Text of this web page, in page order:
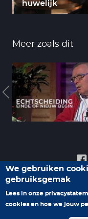
huwelijk
Meer zoals dit
Veelgestelde
Help ons
We gebruiken
gebruiksgemak
Lees in onze
cookies en hoe we jouw